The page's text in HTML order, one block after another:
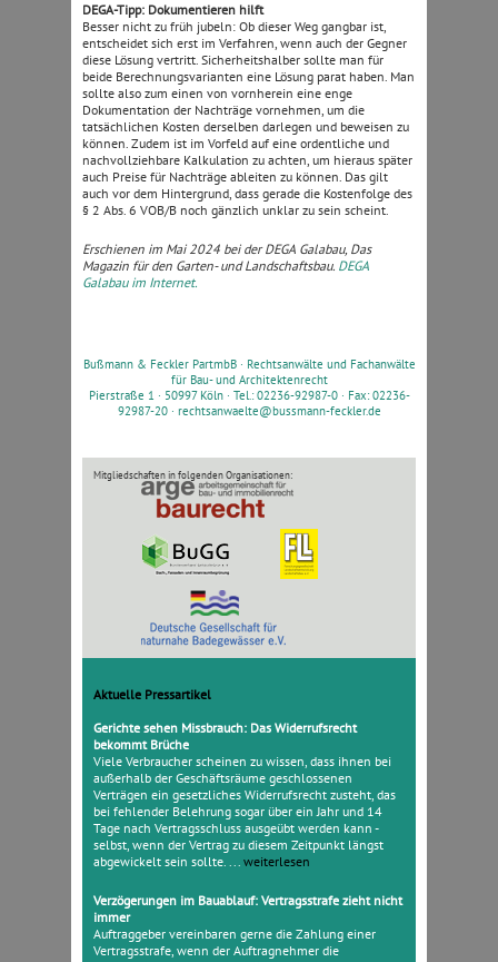
DEGA-Tipp: Dokumentieren hilft
Besser nicht zu früh jubeln: Ob dieser Weg gangbar ist,
entscheidet sich erst im Verfahren, wenn auch der Gegner
diese Lösung vertritt. Sicherheitshalber sollte man für
beide Berechnungsvarianten eine Lösung parat haben. Man
sollte also zum einen von vornherein eine enge
Dokumentation der Nachträge vornehmen, um die
tatsächlichen Kosten derselben darlegen und beweisen zu
können. Zudem ist im Vorfeld auf eine ordentliche und
nachvollziehbare Kalkulation zu achten, um hieraus später
auch Preise für Nachträge ableiten zu können. Das gilt
auch vor dem Hintergrund, dass gerade die Kostenfolge des
§ 2 Abs. 6 VOB/B noch gänzlich unklar zu sein scheint.
Erschienen im Mai 2024 bei der DEGA Galabau, Das
Magazin für den Garten- und Landschaftsbau. DEGA
Galabau im Internet.
Bußmann & Feckler PartmbB · Rechtsanwälte und Fachanwälte
für Bau- und Architektenrecht
Pierstraße 1 · 50997 Köln · Tel.: 02236-92987-0 · Fax: 02236-
92987-20 · rechtsanwaelte@bussmann-feckler.de
Mitgliedschaften in folgenden Organisationen:
Aktuelle Pressartikel
Gerichte sehen Missbrauch: Das Widerrufsrecht
bekommt Brüche
Viele Verbraucher scheinen zu wissen, dass ihnen bei
außerhalb der Geschäftsräume geschlossenen
Verträgen ein gesetzliches Widerrufsrecht zusteht, das
bei fehlender Belehrung sogar über ein Jahr und 14
Tage nach Vertragsschluss ausgeübt werden kann -
selbst, wenn der Vertrag zu diesem Zeitpunkt längst
abgewickelt sein sollte. ... weiterlesen
Verzögerungen im Bauablauf: Vertragsstrafe zieht nicht
immer
Auftraggeber vereinbaren gerne die Zahlung einer
Vertragsstrafe, wenn der Auftragnehmer die